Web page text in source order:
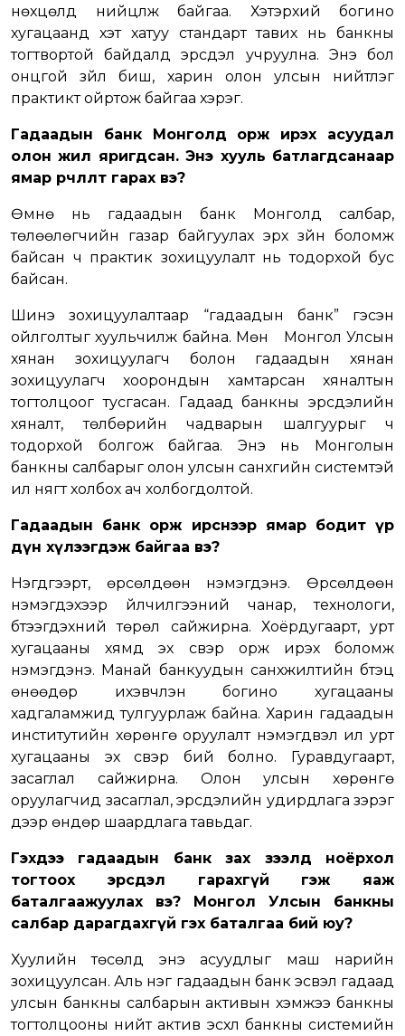
нөхцөлд нийцүүлж байгаа. Хэтэрхий богино
хугацаанд хэт хатуу стандарт тавих нь банкны
тогтвортой байдалд эрсдэл учруулна. Энэ бол
онцгой зүйл биш, харин олон улсын нийтлэг
практикт ойртож байгаа хэрэг.
Гадаадын банк Монголд орж ирэх асуудал
олон жил яригдсан. Энэ хууль батлагдсанаар
ямар өөрчлөлт гарах вэ?
Өмнө нь гадаадын банк Монголд салбар,
төлөөлөгчийн газар байгуулах эрх зүйн боломж
байсан ч практик зохицуулалт нь тодорхой бус
байсан.
Шинэ зохицуулалтаар “гадаадын банк” гэсэн
ойлголтыг хуульчилж байна. Мөн Монгол Улсын
хянан зохицуулагч болон гадаадын хянан
зохицуулагч хоорондын хамтарсан хяналтын
тогтолцоог тусгасан. Гадаад банкны эрсдэлийн
хяналт, төлбөрийн чадварын шалгуурыг ч
тодорхой болгож байгаа. Энэ нь Монголын
банкны салбарыг олон улсын санхүүгийн системтэй
илүү нягт холбох ач холбогдолтой.
Гадаадын банк орж ирснээр ямар бодит үр
дүн хүлээгдэж байгаа вэ?
Нэгдүгээрт, өрсөлдөөн нэмэгдэнэ. Өрсөлдөөн
нэмэгдэхээр үйлчилгээний чанар, технологи,
бүтээгдэхүүний төрөл сайжирна. Хоёрдугаарт, урт
хугацааны хямд эх үүсвэр орж ирэх боломж
нэмэгдэнэ. Манай банкуудын санхүүжилтийн бүтэц
өнөөдөр ихэвчлэн богино хугацааны
хадгаламжид тулгуурлаж байна. Харин гадаадын
институтийн хөрөнгө оруулалт нэмэгдвэл илүү урт
хугацааны эх үүсвэр бий болно. Гуравдугаарт,
засаглал сайжирна. Олон улсын хөрөнгө
оруулагчид засаглал, эрсдэлийн удирдлага зэрэг
дээр өндөр шаардлага тавьдаг.
Гэхдээ гадаадын банк зах зээлд ноёрхол
тогтоох эрсдэл гарахгүй гэж яаж
баталгаажуулах вэ? Монгол Улсын банкны
салбар дарагдахгүй гэх баталгаа бий юу?
Хуулийн төсөлд энэ асуудлыг маш нарийн
зохицуулсан. Аль нэг гадаадын банк эсвэл гадаад
улсын банкны салбарын активын хэмжээ банкны
тогтолцооны нийт актив эсхүл банкны системийн